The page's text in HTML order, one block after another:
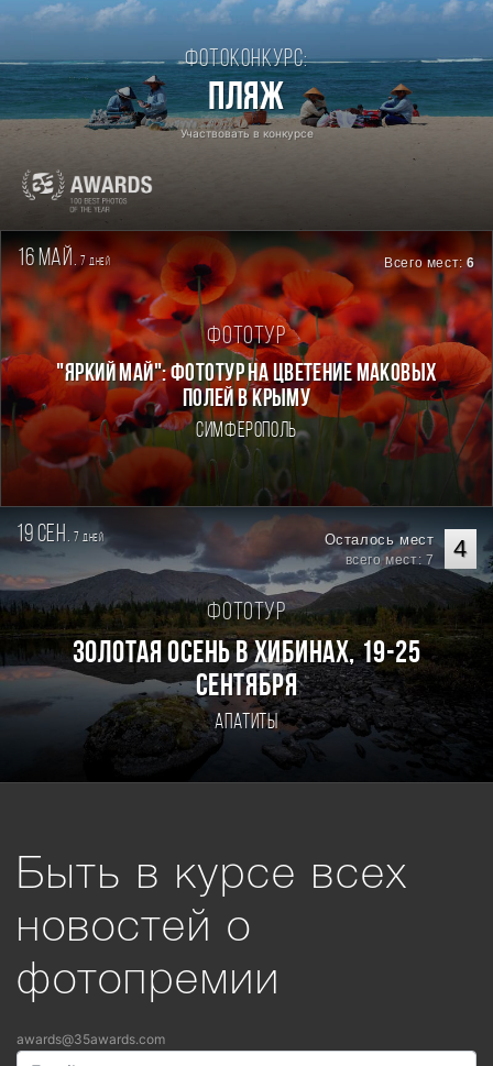
Фотоконкурс:
Пляж
Участвовать в конкурсе
16 май. 7дней Всего мест:6
Фототур
"ЯРКИЙ МАЙ": ФОТОТУР НА ЦВЕТЕНИЕ МАКОВЫХ
ПОЛЕЙ В КРЫМУ
Симферополь
19 сен. 7дней 4
Осталось мест
всего мест: 7
Фототур
Золотая осень в Хибинах, 19-25
сентября
Апатиты
Быть в курсе всех
новостей о
фотопремии
awards@35awards.com